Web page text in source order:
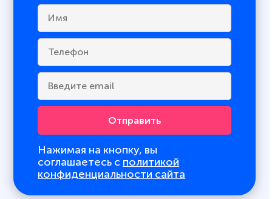
Отправить
Нажимая на кнопку, вы
соглашаетесь с политикой
конфиденциальности сайта